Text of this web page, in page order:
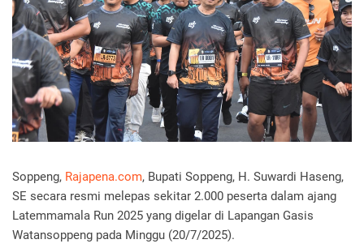
Soppeng, Rajapena.com, Bupati Soppeng, H. Suwardi Haseng,
SE secara resmi melepas sekitar 2.000 peserta dalam ajang
Latemmamala Run 2025 yang digelar di Lapangan Gasis
Watansoppeng pada Minggu (20/7/2025).